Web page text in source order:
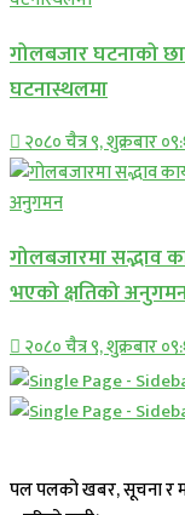
गोलबजार घटनाको
घटनास्थलमा
२०८० चैत्र ९, शुक्रबार
गोलबजारमा सद्भाव
भएको क्षतिको
२०८० चैत्र ९, शुक्रबार
पल पलको खबर, सूचना र